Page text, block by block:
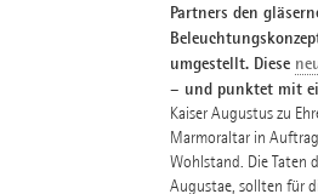
Partners den
umgestellt. Diese
– und punktet mit
Kaiser Augustus zu
Marmoraltar in
Wohlstand. Die Taten
Augustae, sollten für